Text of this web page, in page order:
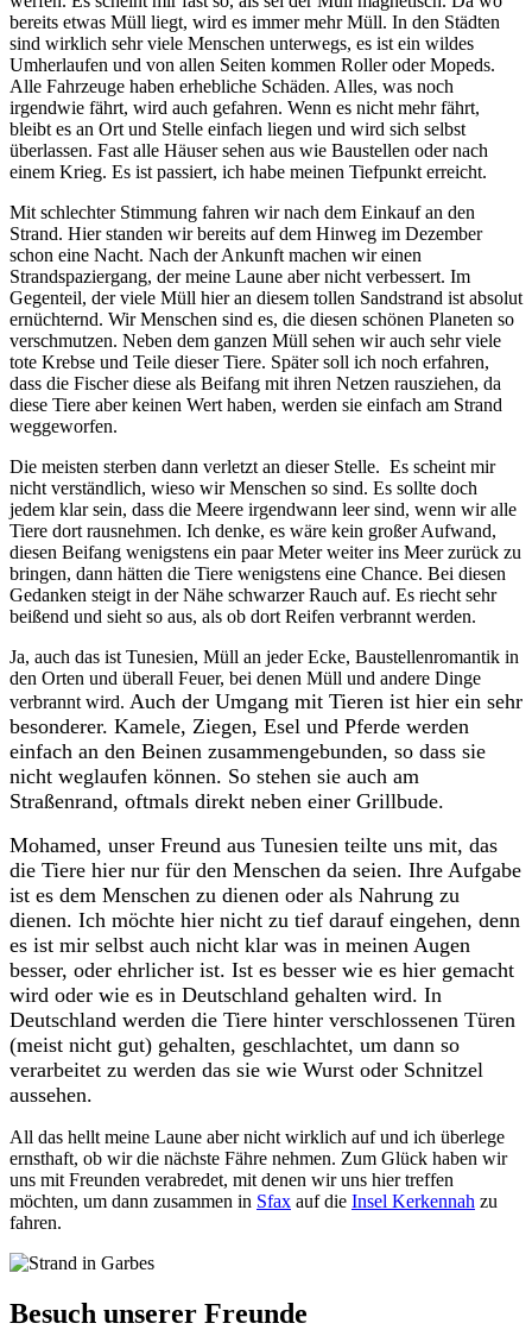
bereits etwas Müll liegt, wird es immer mehr Müll. In den Städten
sind wirklich sehr viele Menschen unterwegs, es ist ein wildes
Umherlaufen und von allen Seiten kommen Roller oder Mopeds.
Alle Fahrzeuge haben erhebliche Schäden. Alles, was noch
irgendwie fährt, wird auch gefahren. Wenn es nicht mehr fährt,
bleibt es an Ort und Stelle einfach liegen und wird sich selbst
überlassen. Fast alle Häuser sehen aus wie Baustellen oder nach
einem Krieg. Es ist passiert, ich habe meinen Tiefpunkt erreicht.
Mit schlechter Stimmung fahren wir nach dem Einkauf an den
Strand. Hier standen wir bereits auf dem Hinweg im Dezember
schon eine Nacht. Nach der Ankunft machen wir einen
Strandspaziergang, der meine Laune aber nicht verbessert. Im
Gegenteil, der viele Müll hier an diesem tollen Sandstrand ist absolut
ernüchternd. Wir Menschen sind es, die diesen schönen Planeten so
verschmutzen. Neben dem ganzen Müll sehen wir auch sehr viele
tote Krebse und Teile dieser Tiere. Später soll ich noch erfahren,
dass die Fischer diese als Beifang mit ihren Netzen rausziehen, da
diese Tiere aber keinen Wert haben, werden sie einfach am Strand
weggeworfen.
Die meisten sterben dann verletzt an dieser Stelle. Es scheint mir
nicht verständlich, wieso wir Menschen so sind. Es sollte doch
jedem klar sein, dass die Meere irgendwann leer sind, wenn wir alle
Tiere dort rausnehmen. Ich denke, es wäre kein großer Aufwand,
diesen Beifang wenigstens ein paar Meter weiter ins Meer zurück zu
bringen, dann hätten die Tiere wenigstens eine Chance. Bei diesen
Gedanken steigt in der Nähe schwarzer Rauch auf. Es riecht sehr
beißend und sieht so aus, als ob dort Reifen verbrannt werden.
Ja, auch das ist Tunesien, Müll an jeder Ecke, Baustellenromantik in
den Orten und überall Feuer, bei denen Müll und andere Dinge
verbrannt wird. Auch der Umgang mit Tieren ist hier ein sehr
besonderer. Kamele, Ziegen, Esel und Pferde werden
einfach an den Beinen zusammengebunden, so dass sie
nicht weglaufen können. So stehen sie auch am
Straßenrand, oftmals direkt neben einer Grillbude.
Mohamed, unser Freund aus Tunesien teilte uns mit, das
die Tiere hier nur für den Menschen da seien. Ihre Aufgabe
ist es dem Menschen zu dienen oder als Nahrung zu
dienen. Ich möchte hier nicht zu tief darauf eingehen, denn
es ist mir selbst auch nicht klar was in meinen Augen
besser, oder ehrlicher ist. Ist es besser wie es hier gemacht
wird oder wie es in Deutschland gehalten wird. In
Deutschland werden die Tiere hinter verschlossenen Türen
(meist nicht gut) gehalten, geschlachtet, um dann so
verarbeitet zu werden das sie wie Wurst oder Schnitzel
aussehen.
All das hellt meine Laune aber nicht wirklich auf und ich überlege
ernsthaft, ob wir die nächste Fähre nehmen. Zum Glück haben wir
uns mit Freunden verabredet, mit denen wir uns hier treffen
möchten, um dann zusammen in Sfax auf die Insel Kerkennah zu
fahren.
Besuch unserer Freunde